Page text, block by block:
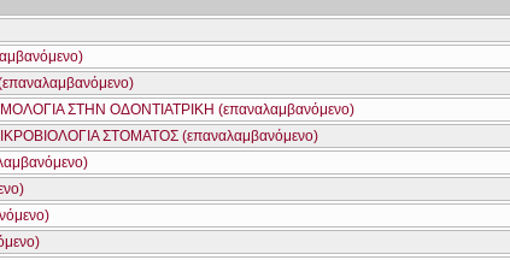
ΣΤΗΝ ΟΔΟΝΤΙΑΤΡΙΚΗ (επαναλαμβανόμενο)
ΣΤΟΜΑΤΟΣ (επαναλαμβανόμενο)